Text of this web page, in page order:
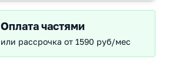
Оплата частями
или рассрочка от 1590 руб/мес